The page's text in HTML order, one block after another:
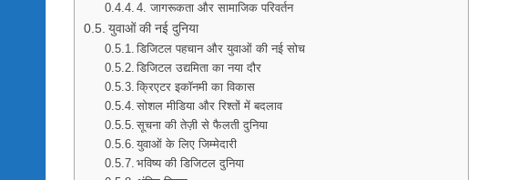
4. जागरूकता और सामाजिक परिवर्तन
युवाओं की नई दुनिया
डिजिटल पहचान और युवाओं की नई सोच
डिजिटल उद्यमिता का नया दौर
क्रिएटर इकॉनमी का विकास
सोशल मीडिया और रिश्तों में बदलाव
सूचना की तेज़ी से फैलती दुनिया
युवाओं के लिए जिम्मेदारी
भविष्य की डिजिटल दुनिया